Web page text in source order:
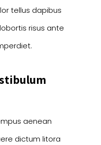
tellus dapibus
risus ante
aenean
dictum litora